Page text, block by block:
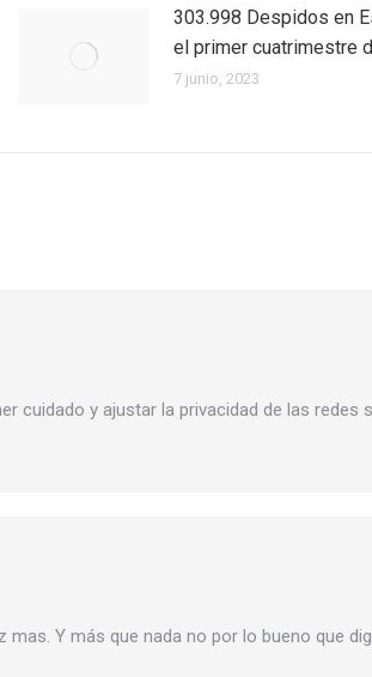
303.998 Despidos en
el primer cuatrimestre
7 junio, 2023
cuidado y ajustar la privacidad de las redes
mas. Y más que nada no por lo bueno que